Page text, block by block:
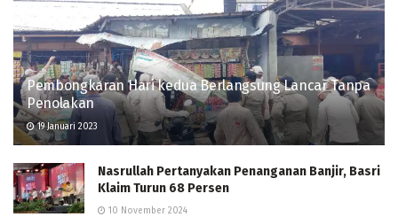
Pembongkaran Hari kedua Berlangsung Lancar Tanpa
Penolakan
19 Januari 2023
Nasrullah Pertanyakan Penanganan Banjir, Basri
Klaim Turun 68 Persen
10 November 2024